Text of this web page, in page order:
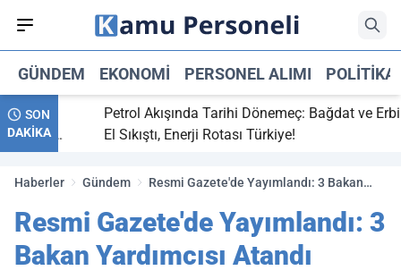
GÜNDEM EKONOMI PERSONEL ALIMI POLITIKA
SON
DAKİKA
maç
Petrol Akışında Tarihi Dönemeç: Bağdat ve Erbil
El Sıkıştı, Enerji Rotası Türkiye!
Haberler Gündem
Resmi Gazete'de Yayımlandı: 3 Bakan
Resmi Gazete'de Yayımlandı: 3
Bakan Yardımcısı Atandı